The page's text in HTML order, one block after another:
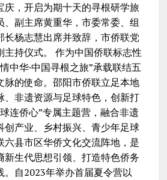
庆，开启为期十天的寻根研学旅
、副主席黄重华，市委常委、组
长杨志慧出席并致辞，市侨联党
主持仪式。 作为中国侨联标志性
中华·中国寻根之旅”承载联结五
脉的使命。邵阳市侨联立足本地
、非遗资源与足球特色，创新打
连侨心”专属主题营，融合非遗
创产业、乡村振兴、青少年足球
六县市区华侨文化交流阵地，是
新生代思想引领、打造特色侨务
。自2023年举办首届夏令营以